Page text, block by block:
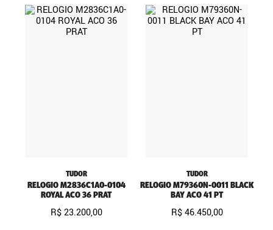
TUDOR
RELOGIO M2836C1A0-0104
ROYAL ACO 36 PRAT
R$ 23.200,00
TUDOR
RELOGIO M79360N-0011 BLACK
BAY ACO 41 PT
R$ 46.450,00